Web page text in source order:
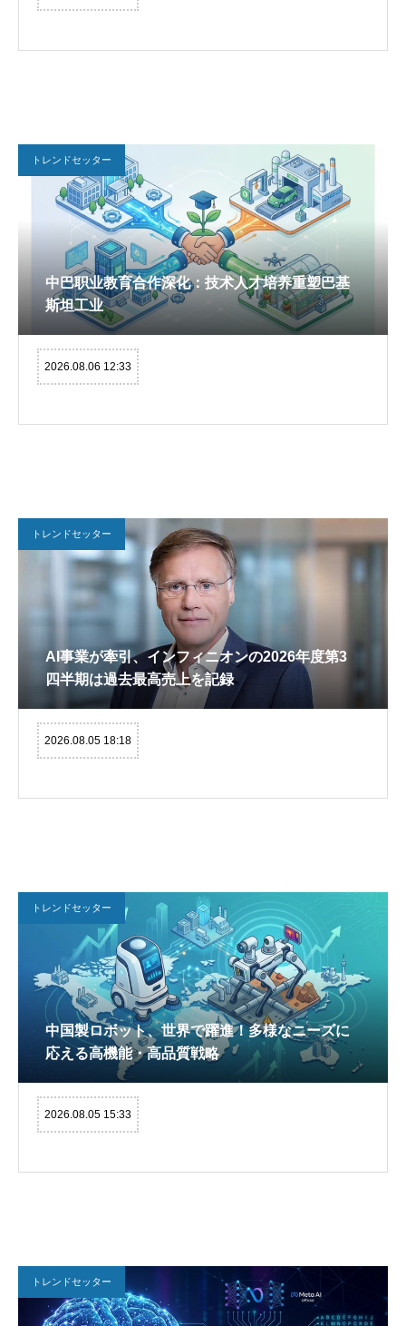
トレンドセッター
中巴职业教育合作深化：技术人才培养重塑巴基
斯坦工业
2026.08.06 12:33
トレンドセッター
AI事業が牽引、インフィニオンの2026年度第3
四半期は過去最高売上を記録
2026.08.05 18:18
トレンドセッター
中国製ロボット、世界で躍進！多様なニーズに
応える高機能・高品質戦略
2026.08.05 15:33
トレンドセッター